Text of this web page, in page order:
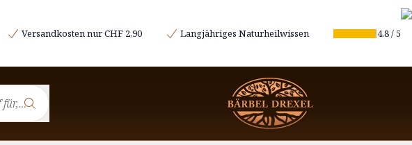
Versandkosten nur CHF 2,90 Langjähriges Naturheilwissen 4.8/5